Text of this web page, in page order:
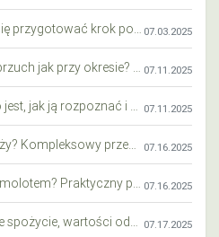
07.03.2025
07.11.2025
07.11.2025
07.16.2025
07.16.2025
07.17.2025